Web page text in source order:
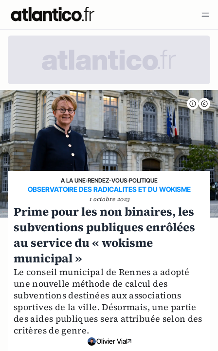
A LA UNE›RENDEZ-VOUS›POLITIQUE
OBSERVATOIRE DES RADICALITES ET DU WOKISME
1 octobre 2023
Prime pour les non binaires, les
subventions publiques enrôlées
au service du « wokisme
municipal »
Le conseil municipal de Rennes a adopté
une nouvelle méthode de calcul des
subventions destinées aux associations
sportives de la ville. Désormais, une partie
des aides publiques sera attribuée selon des
critères de genre.
Olivier Vial